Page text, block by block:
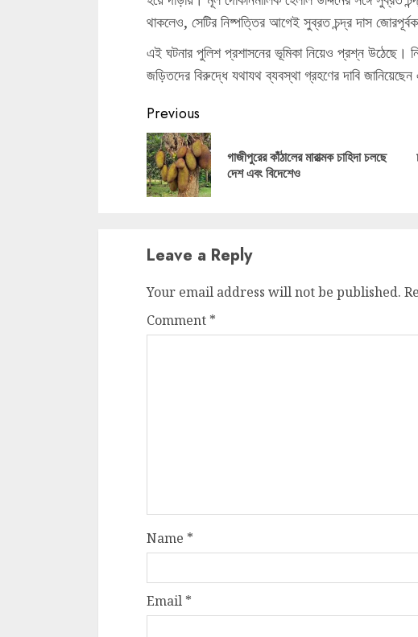
থাকলেও, সেটির নিষ্পত্তির আগেই সুব্রত চন্দ্র দাস
এই ঘটনার পুলিশ প্রশাসনের ভূমিকা নিয়েও প্রশ্ন উঠেছে।
জড়িতদের বিরুদ্ধে যথাযথ ব্যবস্থা গ্রহণের দাবি
Continue
Reading
Previous
গাজীপুরের কাঁঠালের মারাত্মক চাহিদা চলছে
দেশ এবং বিদেশেও
Leave a Reply
Your email address will not be published.
Comment *
Name *
Email *